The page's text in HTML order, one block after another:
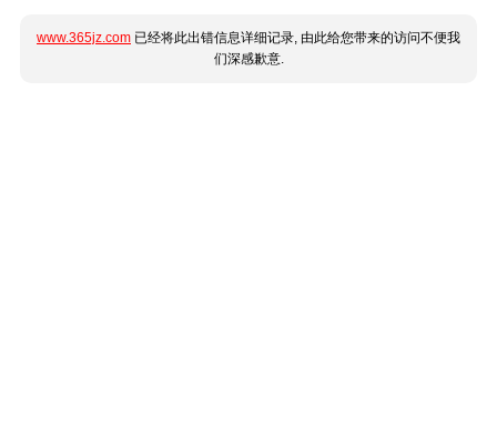
www.365jz.com 已经将此出错信息详细记录, 由此给您带来的访问不便我
们深感歉意.